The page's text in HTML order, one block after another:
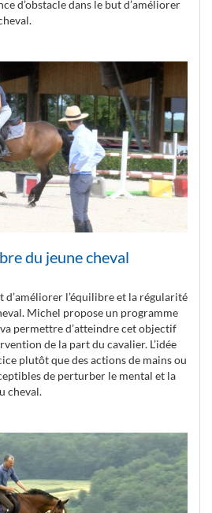
d’obstacle dans le but d’améliorer
du jeune cheval
d’améliorer l’équilibre et la régularité
Michel propose un programme
permettre d’atteindre cet objectif
de la part du cavalier. L’idée
plutôt que des actions de mains ou
de perturber le mental et la
cheval.